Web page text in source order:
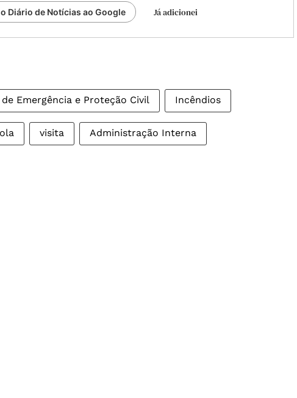
Diário de Notícias ao Google Já adicionei
Emergência e Proteção Civil Incêndios
visita Administração Interna